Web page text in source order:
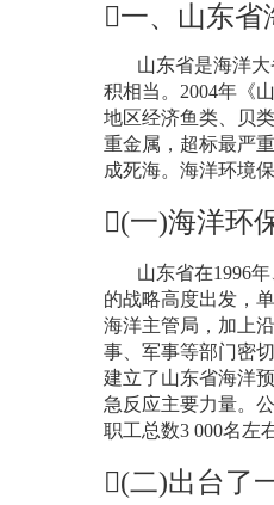
一、山东省
山东省是海洋
积相当。 2004年《
地区经济鱼类、贝
重金属，超标最严
成死海。海洋环境
(一)海洋环
山东省在1996年
的战略高度出发，
海洋主管局，加上
事、军事等部门密
建立了山东省海洋
急反应主要力量。
职工总数3 000名左
(二)出台了